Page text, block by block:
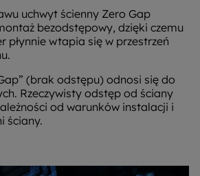
uchwyt ścienny Zero Gap
bezodstępowy, dzięki czemu
płynnie wtapia się w przestrzeń
(brak odstępu) odnosi się do
Rzeczywisty odstęp od ściany
od warunków instalacji i
ściany.